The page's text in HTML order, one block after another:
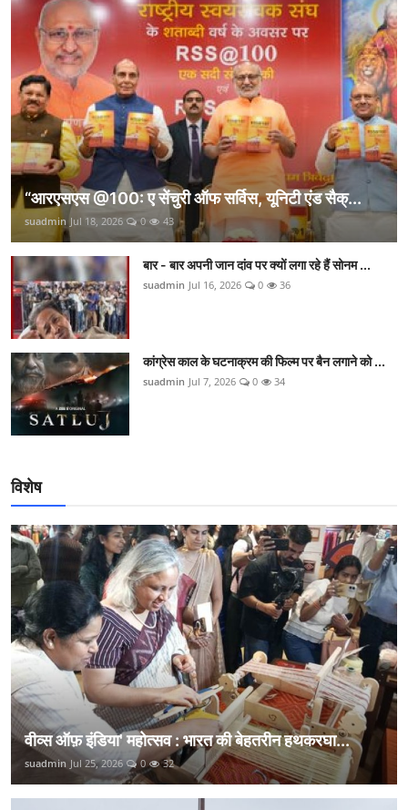
“आरएसएस @100: ए सेंचुरी ऑफ सर्विस, यूनिटी एंड सैक्...
suadmin Jul 18, 2026 0 43
बार - बार अपनी जान दांव पर क्यों लगा रहे हैं सोनम ...
suadmin Jul 16, 2026 0 36
कांग्रेस काल के घटनाक्रम की फिल्म पर बैन लगाने को ...
suadmin Jul 7, 2026 0 34
विशेष
वीव्स ऑफ़ इंडिया' महोत्सव : भारत की बेहतरीन हथकरघा...
suadmin Jul 25, 2026 0 32